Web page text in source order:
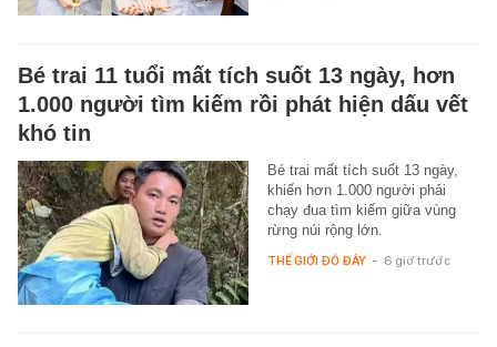
Bé trai 11 tuổi mất tích suốt 13 ngày, hơn
1.000 người tìm kiếm rồi phát hiện dấu vết
khó tin
Bé trai mất tích suốt 13 ngày,
khiến hơn 1.000 người phải
chạy đua tìm kiếm giữa vùng
rừng núi rộng lớn.
THẾ GIỚI ĐÓ ĐÂY - 6 giờ trước